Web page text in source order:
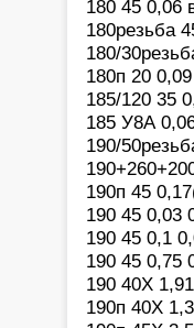
180 45 0,06
180резьба
180/
180п 20
185/120 35
185 У8А
190/
190п 45
190 45 0,03
190 45 0,1
190 45 0,75
190 40Х
190п 40Х